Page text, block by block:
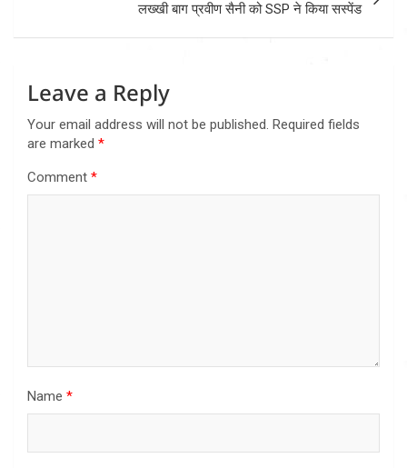
लख्खी बाग प्रवीण सैनी को SSP ने किया सस्पेंड
Leave a Reply
Your email address will not be published. Required fields
are marked *
Comment *
Name *